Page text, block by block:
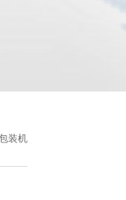
装机